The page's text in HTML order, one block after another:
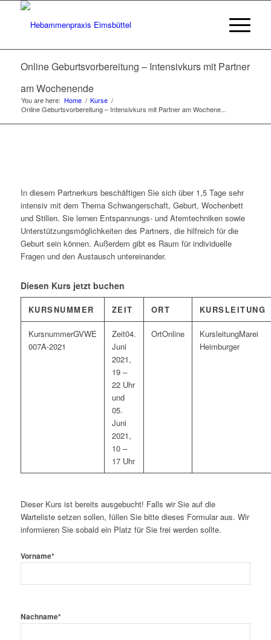
Online Geburtsvorbereitung – Intensivkurs mit Partner
am Wochenende
You are here: Home / Kurse /
Online Geburtsvorbereitung – Intensivkurs mit Partner am Wochene...
In diesem Partnerkurs beschäftigen Sie sich über 1,5 Tage sehr
intensiv mit dem Thema Schwangerschaft, Geburt, Wochenbett
und Stillen. Sie lernen Entspannungs- und Atemtechniken sowie
Unterstützungsmöglichkeiten des Partners, die hilfreich für die
Geburt sein können. Außerdem gibt es Raum für individuelle
Fragen und den Austausch untereinander.
Diesen Kurs jetzt buchen
KURSNUMMER ZEIT ORT KURSLEITUNG
GVWE
007A-2021
04.
Juni
2021,
19 –
22 Uhr
und
05.
Juni
2021,
10 –
17 Uhr
Online
Marei
Heimburger
Dieser Kurs ist bereits ausgebucht! Falls wir Sie auf die
Warteliste setzen sollen, füllen Sie bitte dieses Formular aus. Wir
informieren Sie sobald ein Platz für Sie frei werden sollte.
Vorname*
Nachname*